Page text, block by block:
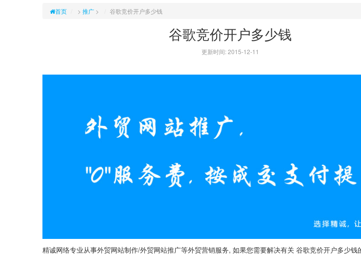
首页 > 推广 > 谷歌竞价开户多少钱
谷歌竞价开户多少钱
更新时间: 2015-12-11
精诚网络专业从事外贸网站制作/外贸网站推广等外贸营销服务, 如果您需要解决有关 谷歌竞价开户多少钱